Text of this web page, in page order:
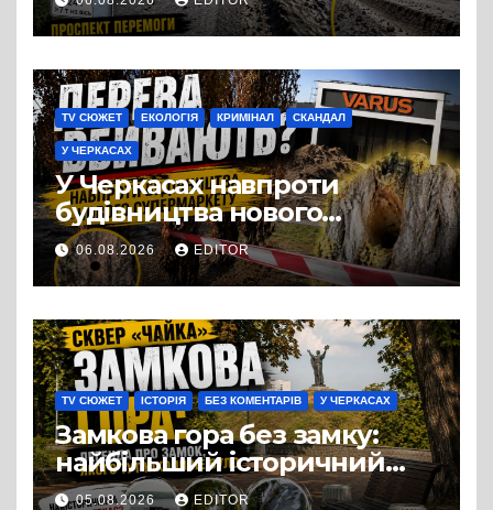
Черкас
TV СЮЖЕТ ЕКОЛОГІЯ КРИМІНАЛ СКАНДАЛ
У ЧЕРКАСАХ
У Черкасах навпроти
будівництва нового
супермаркету VARUS на
проспекті Перемоги всохли
дерева. І це навряд чи
можна назвати
випадковістю
06.08.2026 EDITOR
TV СЮЖЕТ ІСТОРІЯ БЕЗ КОМЕНТАРІВ У ЧЕРКАСАХ
Замкова гора без замку:
найбільший історичний
міф Черкас
05.08.2026 EDITOR